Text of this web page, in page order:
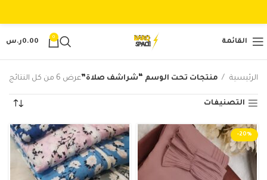
القائمة
0
0.00ر.س
الرئيسية منتجات تحت الوسم “شراشف صلاة”عرض ⁦6⁩ من كل النتائج
التصنيفات
-20%